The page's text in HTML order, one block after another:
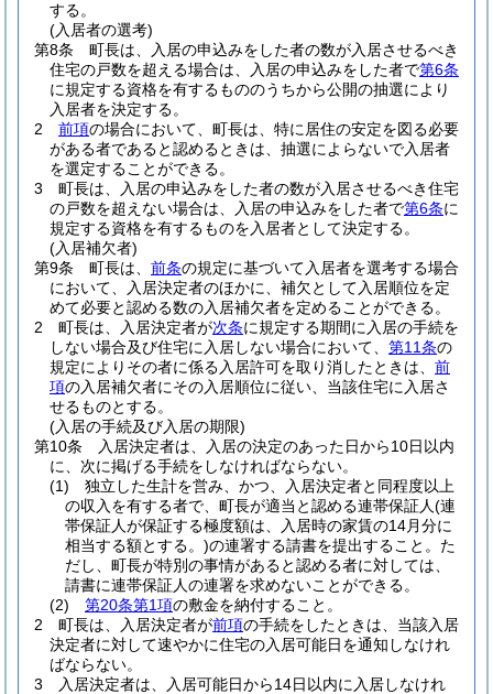
する。
(入居者の選考)
第8条
町長は、入居の申込みをした者の数が入居させるべき
住宅の戸数を超える場合は、入居の申込みをした者で第6条
に規定する資格を有するもののうちから公開の抽選により
入居者を決定する。
2
前項の場合において、町長は、特に居住の安定を図る必要
がある者であると認めるときは、抽選によらないで入居者
を選定することができる。
3
町長は、入居の申込みをした者の数が入居させるべき住宅
の戸数を超えない場合は、入居の申込みをした者で第6条に
規定する資格を有するものを入居者として決定する。
(入居補欠者)
第9条
町長は、 前条の規定に基づいて入居者を選考する場合
において、入居決定者のほかに、補欠として入居順位を定
めて必要と認める数の入居補欠者を定めることができる。
2
町長は、入居決定者が次条に規定する期間に入居の手続を
しない場合及び住宅に入居しない場合において、 第11条の
規定によりその者に係る入居許可を取り消したときは、 前
項の入居補欠者にその入居順位に従い、当該住宅に入居さ
せるものとする。
(入居の手続及び入居の期限)
第10条
入居決定者は、入居の決定のあった日から10日以内
に、次に掲げる手続をしなければならない。
(1)
独立した生計を営み、かつ、入居決定者と同程度以上
の収入を有する者で、町長が適当と認める連帯保証人(連
帯保証人が保証する極度額は、入居時の家賃の14月分に
相当する額とする。)の連署する請書を提出すること。 た
だし、町長が特別の事情があると認める者に対しては、
請書に連帯保証人の連署を求めないことができる。
(2)
第20条第1項の敷金を納付すること。
2
町長は、入居決定者が前項の手続をしたときは、当該入居
決定者に対して速やかに住宅の入居可能日を通知しなけれ
ばならない。
3
入居決定者は、入居可能日から14日以内に入居しなけれ